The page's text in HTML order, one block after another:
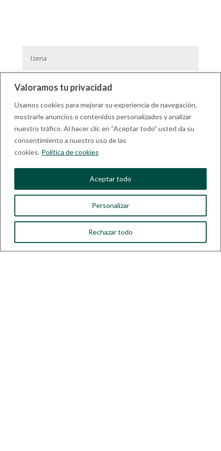
Valoramos tu privacidad
Usamos cookies para mejorar su experiencia de navegación,
mostrarle anuncios o contenidos personalizados y analizar
nuestro tráfico. Al hacer clic en “Aceptar todo” usted da su
consentimiento a nuestro uso de las
cookies. Política de cookies
Personalizar
Rechazar todo
Aceptar todo